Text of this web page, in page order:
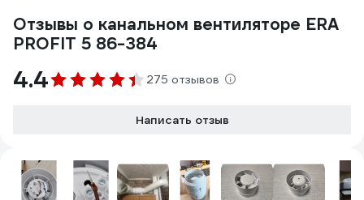
Отзывы о канальном вентиляторе ERA
PROFIT 5 86-384
4.4 275 отзывов
Написать отзыв